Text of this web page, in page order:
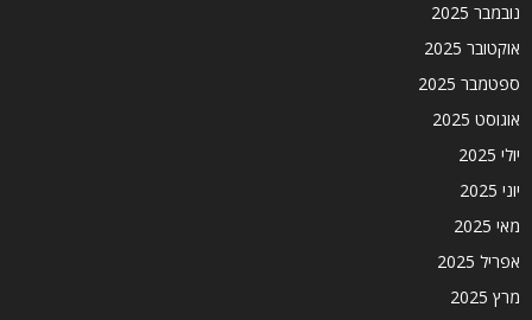
נובמבר 2025
אוקטובר 2025
ספטמבר 2025
אוגוסט 2025
יולי 2025
יוני 2025
מאי 2025
אפריל 2025
מרץ 2025